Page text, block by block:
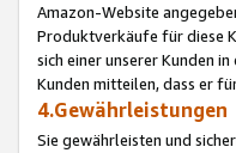
Amazon-Website
Produktverkäufe für diese
sich einer unserer Kunden
Kunden mitteilen, dass er
4.Gewährleistungen
Sie gewährleisten und